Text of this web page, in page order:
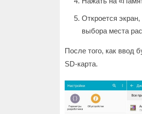
Откроется
выбора места
После того, как ввод
SD-карта.